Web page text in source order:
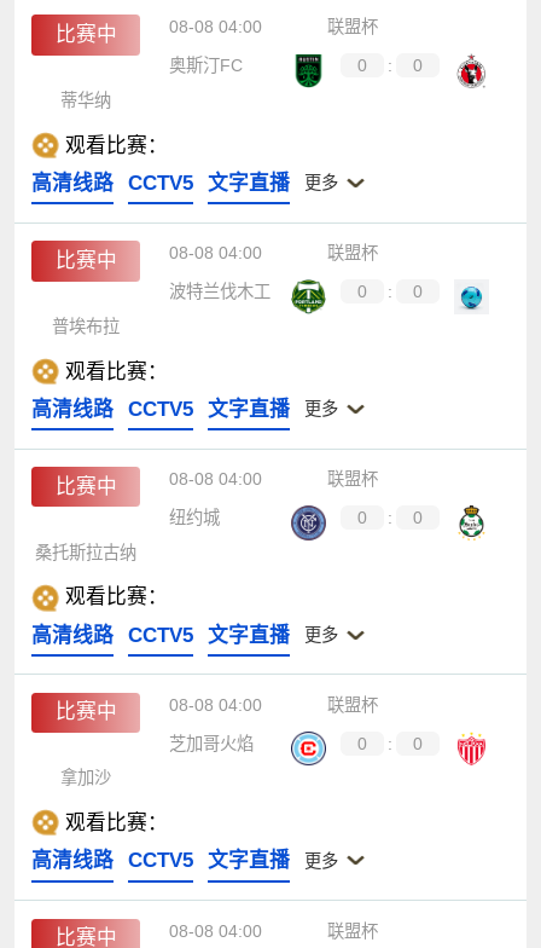
比赛中 08-08 04:00
联盟杯
奥斯汀FC
0 :
0
蒂华纳
观看比赛：
高清线路
CCTV5 文字直播 更多
比赛中 08-08 04:00
联盟杯
波特兰伐木工
0 :
0
普埃布拉
观看比赛：
高清线路
CCTV5 文字直播 更多
比赛中 08-08 04:00
联盟杯
纽约城
0 :
0
桑托斯拉古纳
观看比赛：
高清线路
CCTV5 文字直播 更多
比赛中 08-08 04:00
联盟杯
芝加哥火焰
0 :
0
拿加沙
观看比赛：
高清线路
CCTV5 文字直播 更多
比赛中 08-08 04:00
联盟杯